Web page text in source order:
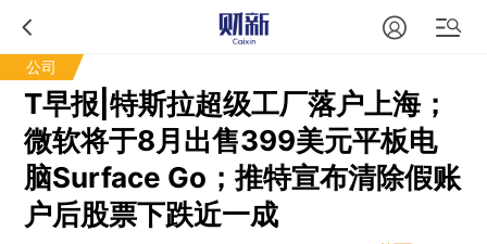
公司
T早报|特斯拉超级工厂落户上海；
微软将于8月出售399美元平板电
脑Surface Go；推特宣布清除假账
户后股票下跌近一成